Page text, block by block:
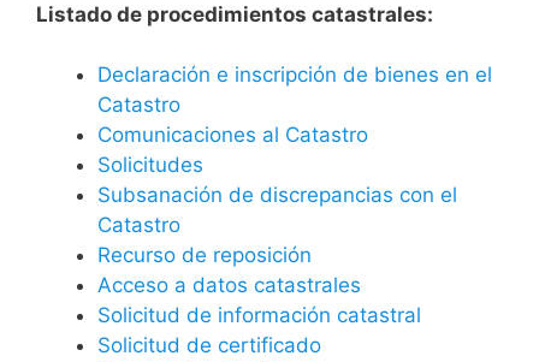
Listado de procedimientos catastrales:
Declaración e inscripción de bienes en el
Catastro
Comunicaciones al Catastro
Solicitudes
Subsanación de discrepancias con el
Catastro
Recurso de reposición
Acceso a datos catastrales
Solicitud de información catastral
Solicitud de certificado